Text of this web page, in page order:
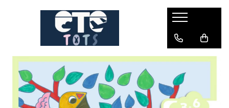
CĂRUCIOARE & SCAUNE AUTO
cărucioare YOYO
cărucioare NUNA
cărucioare U-GROW
scaune auto pentru avion